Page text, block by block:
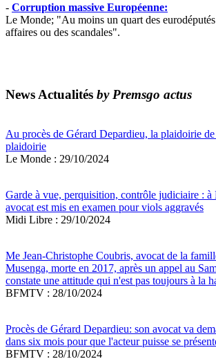
- Corruption massive Européenne:
Le Monde; "Au moins un quart des
affaires ou des scandales".
News Actualités by Premsgo actus
Au procès de Gérard Depardieu, la plaidoirie
plaidoirie
Le Monde : 29/10/2024
Garde à vue, perquisition, contrôle judiciaire : à
avocat est mis en examen pour viols aggravés
Midi Libre : 29/10/2024
Me Jean-Christophe Coubris, avocat de la
Musenga, morte en 2017, après un appel au
constate une attitude qui n'est pas toujours à la
BFMTV : 28/10/2024
Procès de Gérard Depardieu: son avocat va
dans six mois pour que l'acteur puisse se
BFMTV : 28/10/2024